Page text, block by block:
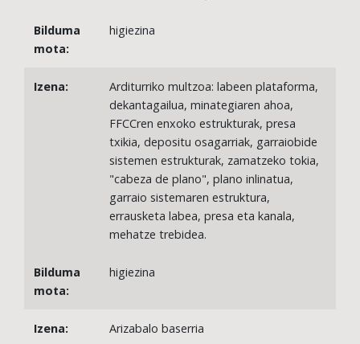
higiezina
Arditurriko multzoa: labeen plataforma,
dekantagailua, minategiaren ahoa,
FFCCren enxoko estrukturak, presa
txikia, depositu osagarriak, garraiobide
sistemen estrukturak, zamatzeko tokia,
"cabeza de plano", plano inlinatua,
garraio sistemaren estruktura,
errausketa labea, presa eta kanala,
mehatze trebidea.
higiezina
Arizabalo baserria